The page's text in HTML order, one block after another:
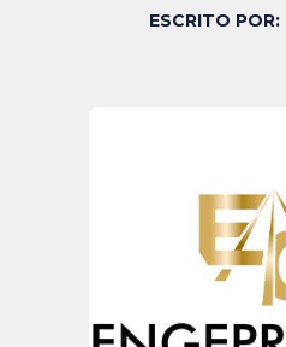
ESCRITO POR: